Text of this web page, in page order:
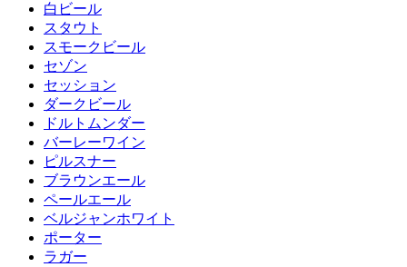
白ビール
スタウト
スモークビール
セゾン
セッション
ダークビール
ドルトムンダー
バーレーワイン
ピルスナー
ブラウンエール
ペールエール
ベルジャンホワイト
ポーター
ラガー